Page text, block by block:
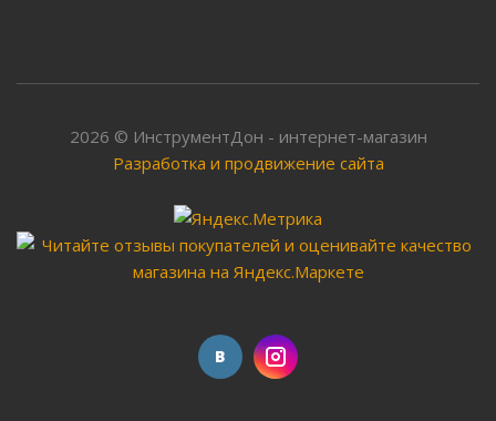
2026 © ИнструментДон - интернет-магазин
Разработка и продвижение сайта